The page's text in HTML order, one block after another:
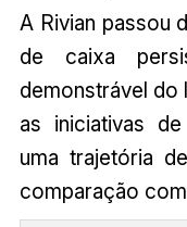
A Rivian passou
de caixa
demonstrável do
as iniciativas
uma trajetória
comparação